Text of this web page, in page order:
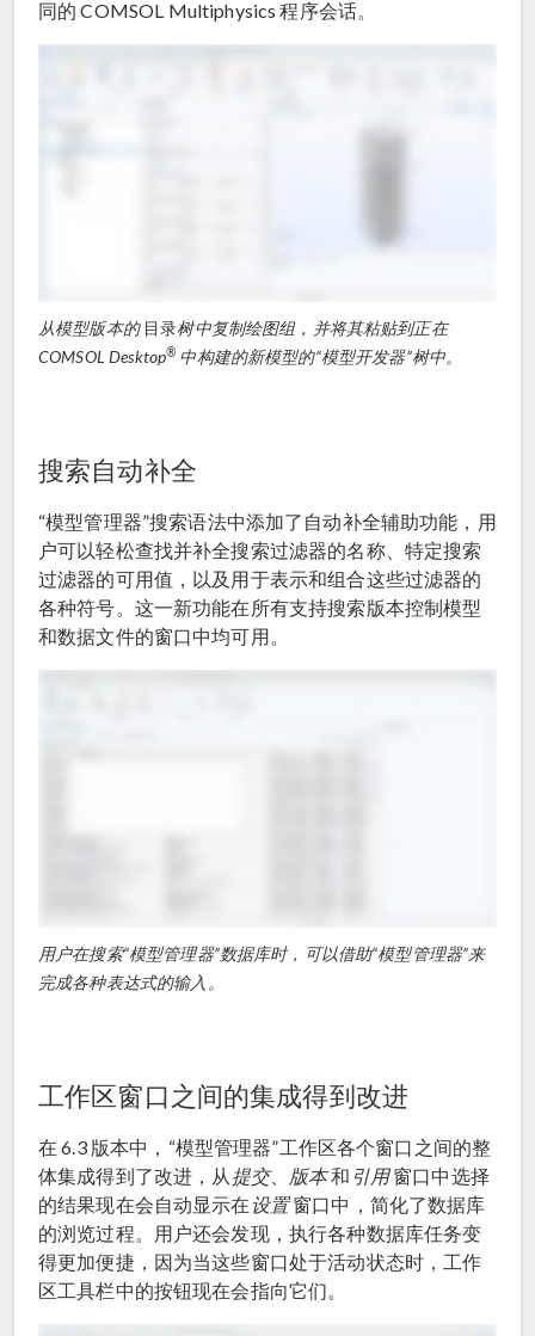
同的 COMSOL Multiphysics 程序会话。
从模型版本的 目录树中复制绘图组，并将其粘贴到正在
COMSOL Desktop®中构建的新模型的“模型开发器”树中。
搜索自动补全
“模型管理器”搜索语法中添加了自动补全辅助功能，用
户可以轻松查找并补全搜索过滤器的名称、特定搜索
过滤器的可用值，以及用于表示和组合这些过滤器的
各种符号。这一新功能在所有支持搜索版本控制模型
和数据文件的窗口中均可用。
用户在搜索“模型管理器”数据库时，可以借助“模型管理器”来
完成各种表达式的输入。
工作区窗口之间的集成得到改进
在 6.3 版本中，“模型管理器”工作区各个窗口之间的整
体集成得到了改进，从 提交、 版本和 引用窗口中选择
的结果现在会自动显示在 设置窗口中，简化了数据库
的浏览过程。用户还会发现，执行各种数据库任务变
得更加便捷，因为当这些窗口处于活动状态时，工作
区工具栏中的按钮现在会指向它们。